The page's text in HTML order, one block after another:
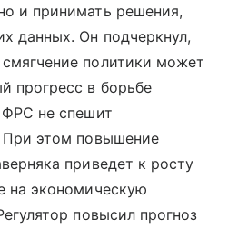
и принимать решения,
данных. Он подчеркнул,
политики может
прогресс в борьбе
не спешит
этом повышение
приведет к росту
на экономическую
повысил прогноз